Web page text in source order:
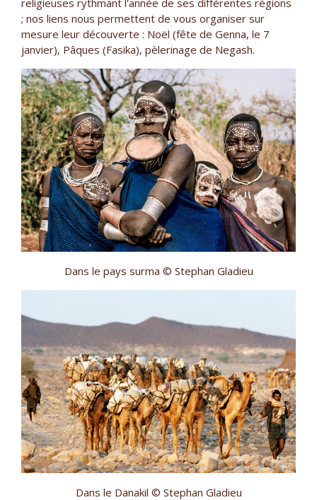
religieuses rythmant l'année de ses différentes régions
; nos liens nous permettent de vous organiser sur
mesure leur découverte : Noël (fête de Genna, le 7
janvier), Pâques (Fasika), pèlerinage de Negash.
Dans le pays surma © Stephan Gladieu
Dans le Danakil © Stephan Gladieu